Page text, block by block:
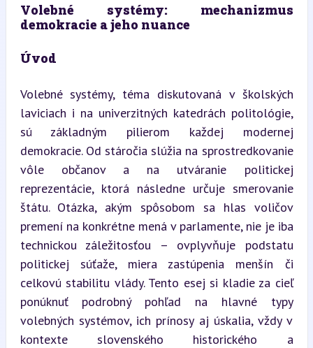
Volebné systémy: mechanizmus
demokracie a jeho nuance
Úvod
Volebné systémy, téma diskutovaná v školských
laviciach i na univerzitných katedrách politológie,
sú základným pilierom každej modernej
demokracie. Od stáročia slúžia na sprostredkovanie
vôle občanov a na utváranie politickej
reprezentácie, ktorá následne určuje smerovanie
štátu. Otázka, akým spôsobom sa hlas voličov
premení na konkrétne mená v parlamente, nie je iba
technickou záležitosťou – ovplyvňuje podstatu
politickej súťaže, miera zastúpenia menšín či
celkovú stabilitu vlády. Tento esej si kladie za cieľ
ponúknuť podrobný pohľad na hlavné typy
volebných systémov, ich prínosy aj úskalia, vždy v
kontexte slovenského historického a